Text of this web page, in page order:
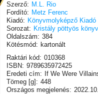
Szerző: M.L. Rio
Fordító: Metz Ferenc
Kiadó: Könyvmolyképző Kiadó
Sorozat: Kristály pöttyös
Oldalszám: 384
Kötésmód: kartonált
Raktári kód: 010368
ISBN: 9789635972425
Eredeti cím:
If We Were
Tömeg [g]: 448
Országos megjelenés: